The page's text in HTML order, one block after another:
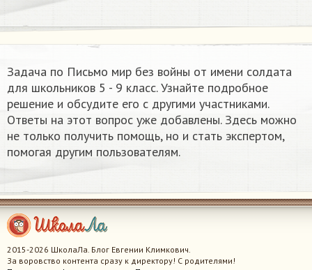
Задача по Письмо мир без войны от имени солдата
для школьников 5 - 9 класс. Узнайте подробное
решение и обсудите его с другими участниками.
Ответы на этот вопрос уже добавлены. Здесь можно
не только получить помощь, но и стать экспертом,
помогая другим пользователям.
2015-2026 ШколаЛа. Блог Евгении Климкович.
За воровство контента сразу к директору! С родителями!